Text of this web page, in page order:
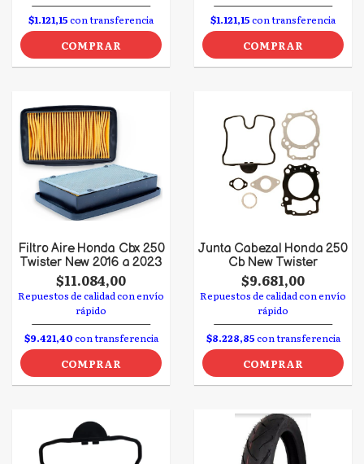
$1.121,15con transferencia
COMPRAR
$1.121,15con transferencia
COMPRAR
Filtro Aire Honda Cbx 250
Twister New 2016 a 2023
$11.084,00
Repuestos de calidad con envío
rápido
$9.421,40con transferencia
COMPRAR
Junta Cabezal Honda 250
Cb New Twister
$9.681,00
Repuestos de calidad con envío
rápido
$8.228,85con transferencia
COMPRAR